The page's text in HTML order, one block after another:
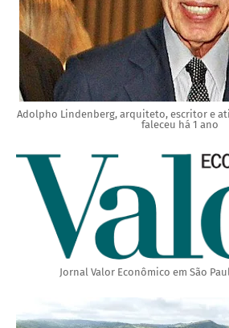
Adolpho Lindenberg, arquiteto, escritor e
faleceu há 1 ano
Jornal Valor Econômico em São